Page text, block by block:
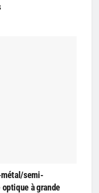
métal/semi-
à grande